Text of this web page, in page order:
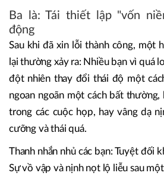
Ba là: Tái thiết lập "vốn
động
Sau khi đã xin lỗi thành công, một
lại thường xảy ra: Nhiều bạn vì quá
đột nhiên thay đổi thái độ một
ngoan ngoãn một cách bất thường,
trong các cuộc họp, hay vâng dạ
cưỡng và thái quá.
Thanh nhắn nhủ các bạn: Tuyệt đối
Sự vồ vập và nịnh nọt lộ liễu sau